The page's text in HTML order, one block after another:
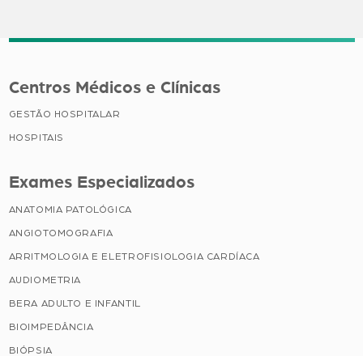
Centros Médicos e Clínicas
GESTÃO HOSPITALAR
HOSPITAIS
Exames Especializados
ANATOMIA PATOLÓGICA
ANGIOTOMOGRAFIA
ARRITMOLOGIA E ELETROFISIOLOGIA CARDÍACA
AUDIOMETRIA
BERA ADULTO E INFANTIL
BIOIMPEDÂNCIA
BIÓPSIA